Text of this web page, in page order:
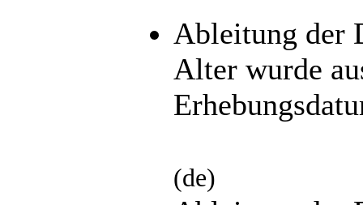
Ableitung der
Alter wurde
(de)